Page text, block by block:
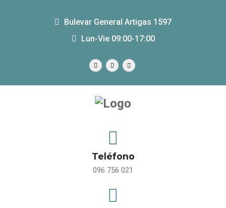
Bulevar General Artigas 1597
Lun-Vie 09:00-17:00
Teléfono
096 756 021